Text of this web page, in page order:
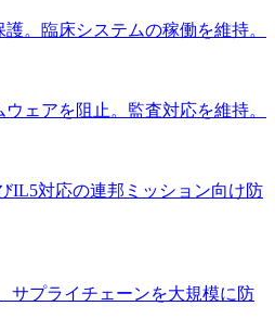
。臨床システムの稼働を維持。
ェアを阻止。監査対応を維持。
IL5対応の連邦ミッション向け防
サプライチェーンを大規模に防